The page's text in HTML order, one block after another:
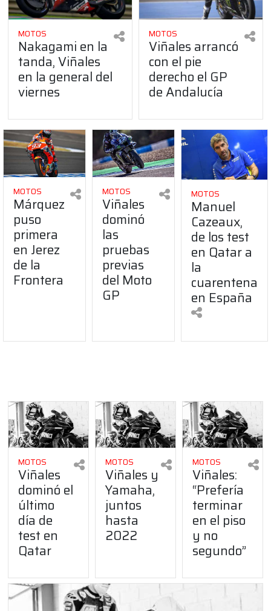
MOTOS
Nakagami en la
tanda, Viñales
en la general del
viernes
MOTOS
Viñales arrancó
con el pie
derecho el GP
de Andalucía
MOTOS
Márquez
puso
primera
en Jerez
de la
Frontera
MOTOS
Viñales
dominó
las
pruebas
previas
del Moto
GP
MOTOS
Manuel
Cazeaux,
de los test
en Qatar a
la
cuarentena
en España
MOTOS
Viñales
dominó el
último
día de
test en
Qatar
MOTOS
Viñales y
Yamaha,
juntos
hasta
2022
MOTOS
Viñales:
“Prefería
terminar
en el piso
y no
segundo”